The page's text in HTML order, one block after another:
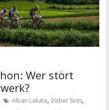
Wer stört
Alban Lakata, Esther Süss,